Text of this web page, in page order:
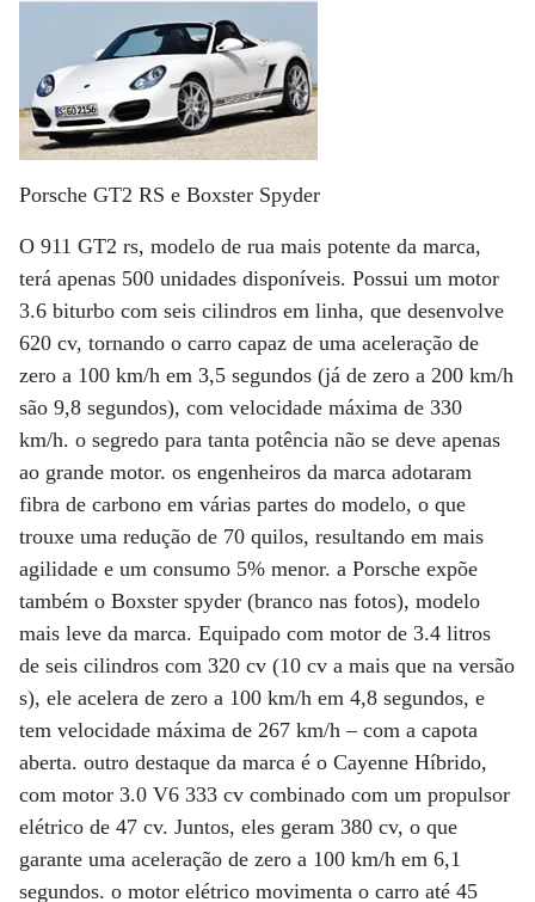
Porsche GT2 RS e Boxster Spyder
O 911 GT2 rs, modelo de rua mais potente da marca,
terá apenas 500 unidades disponíveis. Possui um motor
3.6 biturbo com seis cilindros em linha, que desenvolve
620 cv, tornando o carro capaz de uma aceleração de
zero a 100 km/h em 3,5 segundos (já de zero a 200 km/h
são 9,8 segundos), com velocidade máxima de 330
km/h. o segredo para tanta potência não se deve apenas
ao grande motor. os engenheiros da marca adotaram
fibra de carbono em várias partes do modelo, o que
trouxe uma redução de 70 quilos, resultando em mais
agilidade e um consumo 5% menor. a Porsche expõe
também o Boxster spyder (branco nas fotos), modelo
mais leve da marca. Equipado com motor de 3.4 litros
de seis cilindros com 320 cv (10 cv a mais que na versão
s), ele acelera de zero a 100 km/h em 4,8 segundos, e
tem velocidade máxima de 267 km/h – com a capota
aberta. outro destaque da marca é o Cayenne Híbrido,
com motor 3.0 V6 333 cv combinado com um propulsor
elétrico de 47 cv. Juntos, eles geram 380 cv, o que
garante uma aceleração de zero a 100 km/h em 6,1
segundos. o motor elétrico movimenta o carro até 45